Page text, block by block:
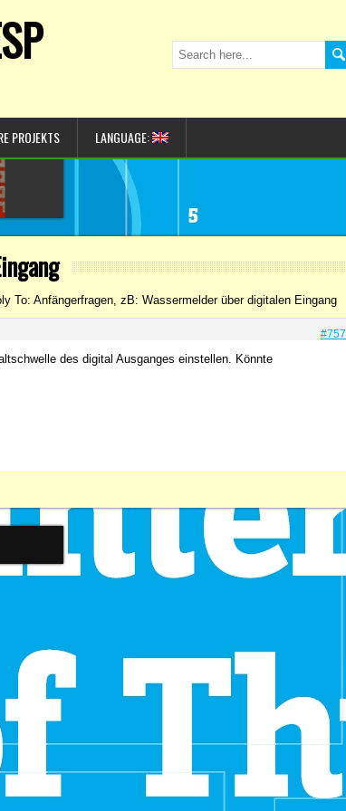
PROJEKTS LANGUAGE:
To: Anfängerfragen, zB: Wassermelder über digitalen Eingang
#757
des digital Ausganges einstellen. Könnte